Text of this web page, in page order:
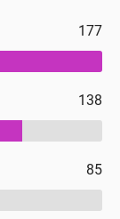
177
138
85